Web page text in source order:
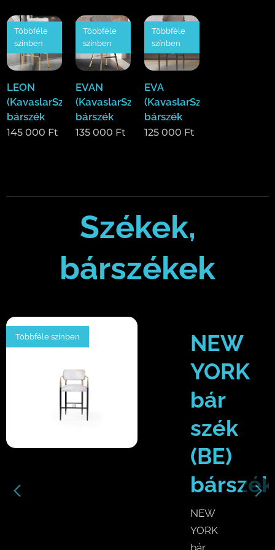
LEON
(KavaslarSzékek)
bárszék
Többféle
színben
145 000 Ft
EVAN
(KavaslarSzékek)
bárszék
Többféle
színben
135 000 Ft
EVA
(KavaslarSzékek)
bárszék
Többféle
színben
125 000 Ft
Székek,
bárszékek
Többféle színben
NEW
YORK
bár
szék
(BE)
bárszék
NEW
YORK
bár